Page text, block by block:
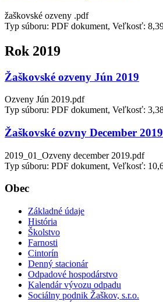
žaškovské ozveny .pdf
Typ súboru: PDF dokument, Veľkosť:
Rok 2019
Žaškovské ozveny Jún 2019
Ozveny Jún 2019.pdf
Typ súboru: PDF dokument, Veľkosť:
Žaškovské ozvny December 2019
2019_01_Ozveny december 2019.pdf
Typ súboru: PDF dokument, Veľkosť:
Obec
Základné údaje
História
Školstvo
Farnosti
Cintorín
Denný stacionár
Odpadové hospodárstvo
Kalendár vývozu odpadu
Sociálny podnik Žaškov, s.r.o.